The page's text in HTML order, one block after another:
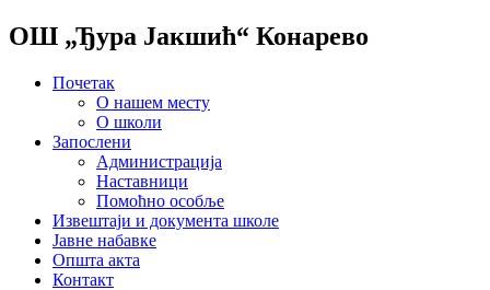
ОШ „Ђура Јакшић“ Конарево
Почетак
О нашем месту
О школи
Запослени
Администрација
Наставници
Помоћно особље
Извештаји и документа школе
Јавне набавке
Општа акта
Контакт